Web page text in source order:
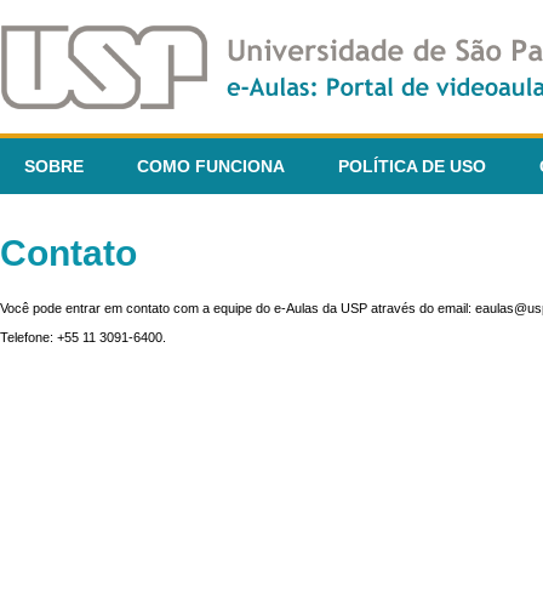
SOBRE COMO FUNCIONA POLÍTICA DE USO
Contato
Você pode entrar em contato com a equipe do e-Aulas da USP através do email:
Telefone: +55 11 3091-6400.